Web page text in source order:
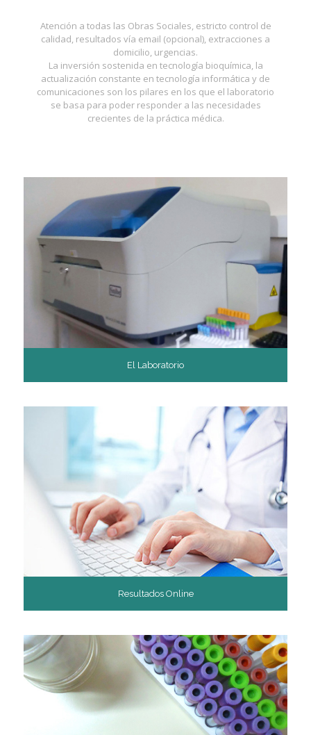
Atención a todas las Obras Sociales, estricto control de
calidad, resultados vía email (opcional), extracciones a
domicilio, urgencias.
La inversión sostenida en tecnología bioquímica, la
actualización constante en tecnología informática y de
comunicaciones son los pilares en los que el laboratorio
se basa para poder responder a las necesidades
crecientes de la práctica médica.
El Laboratorio
Resultados Online